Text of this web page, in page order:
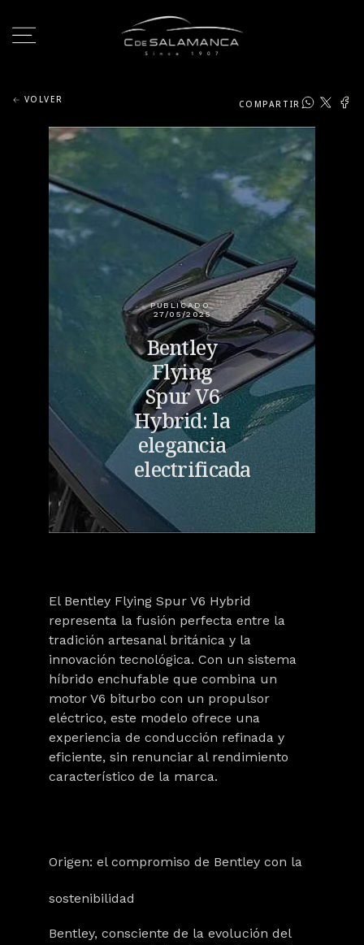
VOLVER COMPARTIR
PUBLICADO:
27/05/2025
Bentley
Flying
Spur V6
Hybrid: la
elegancia
electrificada
El Bentley Flying Spur V6 Hybrid
representa la fusión perfecta entre la
tradición artesanal británica y la
innovación tecnológica. Con un sistema
híbrido enchufable que combina un
motor V6 biturbo con un propulsor
eléctrico, este modelo ofrece una
experiencia de conducción refinada y
eficiente, sin renunciar al rendimiento
característico de la marca.
Origen: el compromiso de Bentley con la
sostenibilidad
Bentley, consciente de la evolución del